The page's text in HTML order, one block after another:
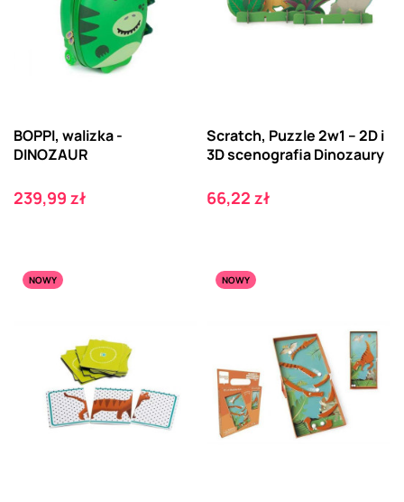
BOPPI, walizka -
DINOZAUR
Cena
239,99 zł
Scratch, Puzzle 2w1 -- 2D i
3D scenografia Dinozaury
Cena
66,22 zł
NOWY NOWY